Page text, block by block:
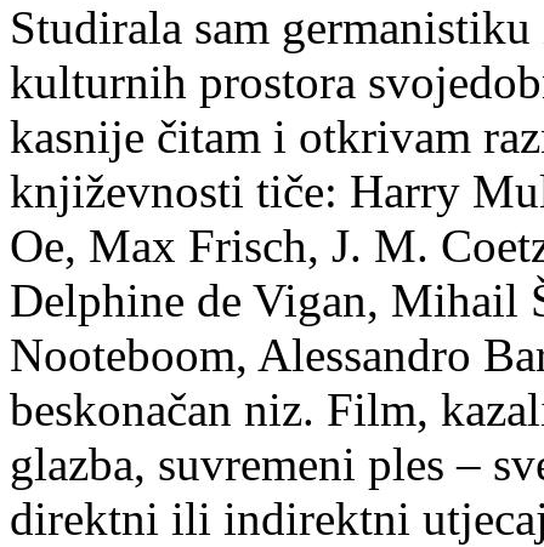
Studirala sam
kulturnih prostora
kasnije čitam i otkrivam
književnosti tiče: Harry
Oe, Max Frisch, J. M.
Delphine de Vigan, Mihail
Nooteboom, Alessandro
beskonačan niz. Film,
glazba, suvremeni ples –
direktni ili indirektni